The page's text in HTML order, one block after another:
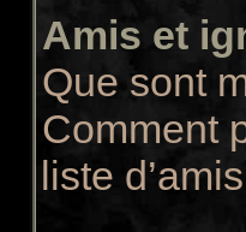
Amis et
Que sont
Comment
liste